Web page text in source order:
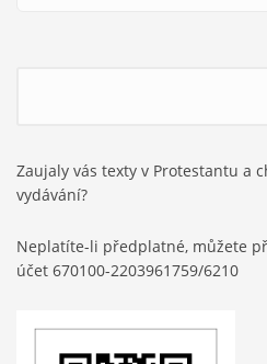
Zaujaly vás texty v Protestantu a
vydávání?
Neplatíte-li předplatné, můžete
účet 670100-2203961759/6210